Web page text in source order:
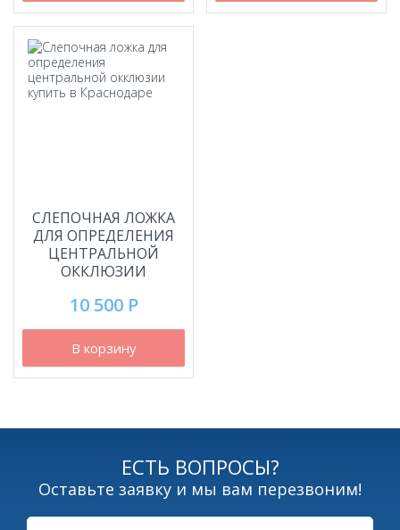
СЛЕПОЧНАЯ ЛОЖКА
ДЛЯ ОПРЕДЕЛЕНИЯ
ЦЕНТРАЛЬНОЙ
ОККЛЮЗИИ
10 500 Р
В корзину
ЕСТЬ ВОПРОСЫ?
Оставьте заявку и мы вам перезвоним!